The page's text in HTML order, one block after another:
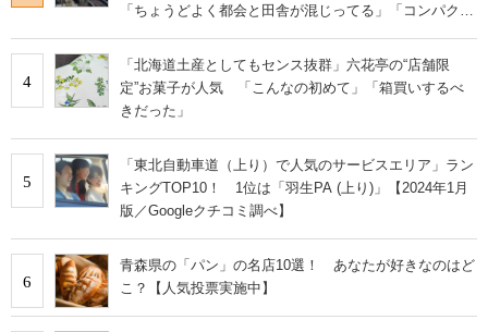
「ちょうどよく都会と田舎が混じってる」「コンパクト
4
「北海道土産としてもセンス抜群」六花亭の“店舗限
定”お菓子が人気 「こんなの初めて」「箱買いするべ
きだった」
5
「東北自動車道（上り）で人気のサービスエリア」ラン
キングTOP10！ 1位は「羽生PA (上り)」【2024年1月
版／Googleクチコミ調べ】
6
青森県の「パン」の名店10選！ あなたが好きなのはど
こ？【人気投票実施中】